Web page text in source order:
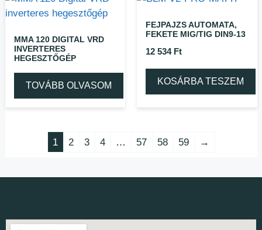
MMA 120 DIGITAL VRD
INVERTERES
HEGESZTŐGÉP
TOVÁBB OLVASOM
FEJPAJZS AUTOMATA,
FEKETE MIG/TIG DIN9-13
12 534 Ft
KOSÁRBA TESZEM
1 2 3 4 … 57 58 59 →